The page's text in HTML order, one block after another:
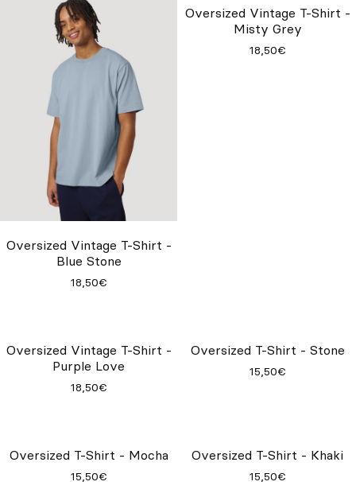
Oversized Vintage T-Shirt -
Blue Stone
18,50€
Oversized Vintage T-Shirt -
Purple Love
18,50€
Oversized T-Shirt - Stone
15,50€
Oversized T-Shirt - Mocha
15,50€
Oversized T-Shirt - Khaki
15,50€